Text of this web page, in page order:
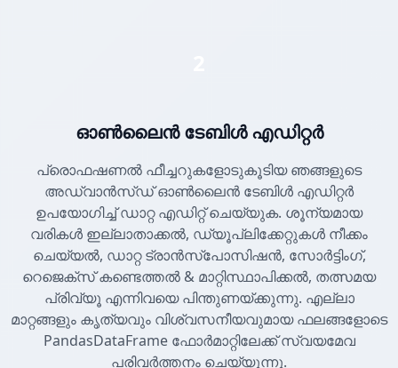
ഓൺലൈൻ ടേബിൾ എഡിറ്റർ
പ്രൊഫഷണൽ ഫീച്ചറുകളോടുകൂടിയ ഞങ്ങളുടെ
അഡ്വാൻസ്ഡ് ഓൺലൈൻ ടേബിൾ എഡിറ്റർ
ഉപയോഗിച്ച് ഡാറ്റ എഡിറ്റ് ചെയ്യുക. ശൂന്യമായ
വരികൾ ഇല്ലാതാക്കൽ, ഡ്യൂപ്ലിക്കേറ്റുകൾ നീക്കം
ചെയ്യൽ, ഡാറ്റ ട്രാൻസ്പോസിഷൻ, സോർട്ടിംഗ്,
റെജെക്സ് കണ്ടെത്തൽ & മാറ്റിസ്ഥാപിക്കൽ, തത്സമയ
പ്രിവ്യൂ എന്നിവയെ പിന്തുണയ്ക്കുന്നു. എല്ലാ
മാറ്റങ്ങളും കൃത്യവും വിശ്വസനീയവുമായ ഫലങ്ങളോടെ
PandasDataFrame ഫോർമാറ്റിലേക്ക് സ്വയമേവ
പരിവർത്തനം ചെയ്യുന്നു.